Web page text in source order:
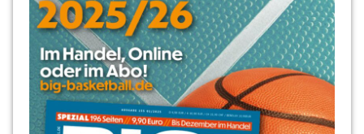
Doll
Robert
Borchert
Robin
Jorch